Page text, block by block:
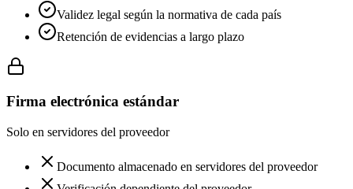
Validez legal según la normativa de cada país
Retención de evidencias a largo plazo
Firma electrónica estándar
Solo en servidores del proveedor
Documento almacenado en servidores del proveedor